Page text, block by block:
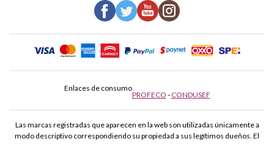
Enlaces de consumo
PROFECO - CONDUSEF
Las marcas registradas que aparecen en la web son utilizadas únicamente a
modo descriptivo correspondiendo su propiedad a sus legítimos dueños. El